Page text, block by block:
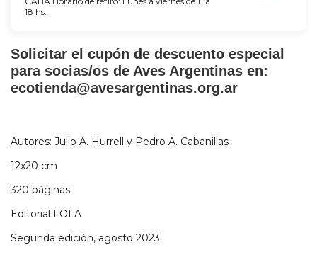
18 hs.
Solicitar el cupón de descuento especial
para socias/os de Aves Argentinas en:
ecotienda@avesargentinas.org.ar
Autores: Julio A. Hurrell y Pedro A. Cabanillas
12x20 cm
320 páginas
Editorial LOLA
Segunda edición, agosto 2023